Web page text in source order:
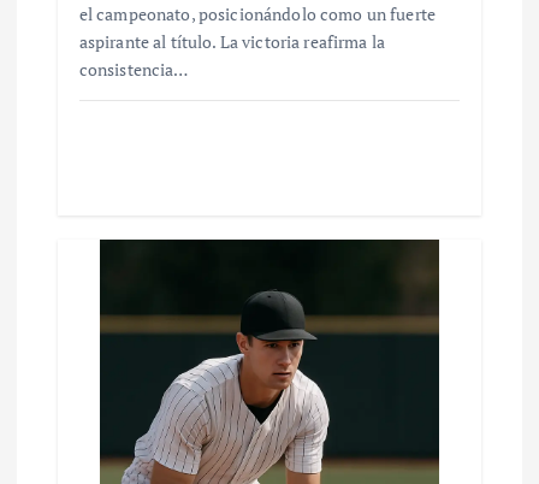
el campeonato, posicionándolo como un fuerte
aspirante al título. La victoria reafirma la
consistencia…